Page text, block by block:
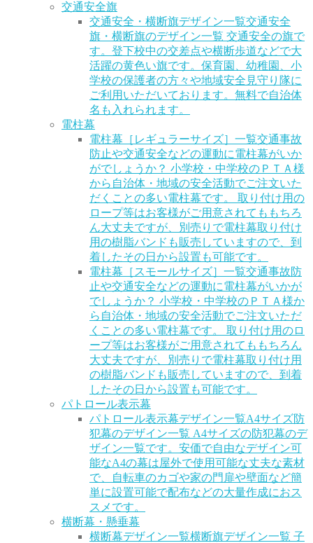
交通安全旗
交通安全・横断旗デザイン一覧交通安全
旗・横断旗のデザイン一覧 交通安全の旗で
す。登下校中の交差点や横断歩道などで大
活躍の黄色い旗です。保育園、幼稚園、小
学校の保護者の方々や地域安全見守り隊に
ご利用いただいております。無料で自治体
名も入れられます。
電柱幕
電柱幕［レギュラーサイズ］一覧交通事故
防止や交通安全などの運動に電柱幕がいか
がでしょうか？ 小学校・中学校のＰＴＡ様
から自治体・地域の安全活動でご注文いた
だくことの多い電柱幕です。 取り付け用の
ロープ等はお客様がご用意されてももちろ
ん大丈夫ですが、別売りで電柱幕取り付け
用の樹脂バンドも販売していますので、到
着したその日から設置も可能です。
電柱幕［スモールサイズ］一覧交通事故防
止や交通安全などの運動に電柱幕がいかが
でしょうか？ 小学校・中学校のＰＴＡ様か
ら自治体・地域の安全活動でご注文いただ
くことの多い電柱幕です。 取り付け用のロ
ープ等はお客様がご用意されてももちろん
大丈夫ですが、別売りで電柱幕取り付け用
の樹脂バンドも販売していますので、到着
したその日から設置も可能です。
パトロール表示幕
パトロール表示幕デザイン一覧A4サイズ防
犯幕のデザイン一覧 A4サイズの防犯幕のデ
ザイン一覧です。安価で自由なデザイン可
能なA4の幕は屋外で使用可能な丈夫な素材
で、自転車のカゴや家の門扉や壁面など簡
単に設置可能で配布などの大量作成におス
スメです。
横断幕・懸垂幕
横断幕デザイン一覧横断旗デザイン一覧 子